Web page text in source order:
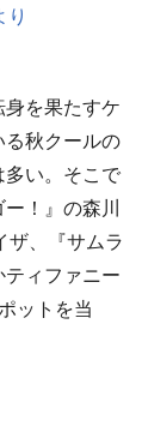
を果たすケ
秋クールの
多い。そこで
！』の森川
ザ、『サムラ
ィファニー
ットを当